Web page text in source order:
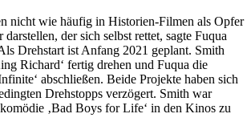
nicht wie häufig in Historien-Filmen als Opfer
der sich selbst rettet, sagte Fuqua
Drehstart ist Anfang 2021 geplant. Smith
Richard‘ fertig drehen und Fuqua die
abschließen. Beide Projekte haben sich
Drehstopps verzögert. Smith war
‚Bad Boys for Life‘ in den Kinos zu